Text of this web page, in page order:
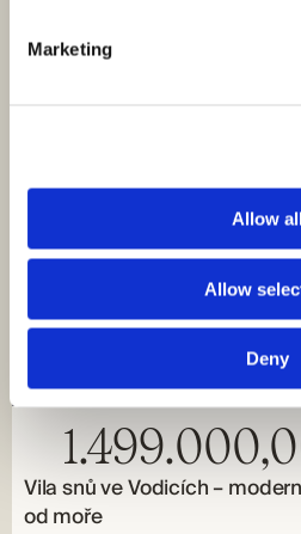
Marketing
Allow all
Allow
Deny
Vila snů ve Vodicích –
od moře